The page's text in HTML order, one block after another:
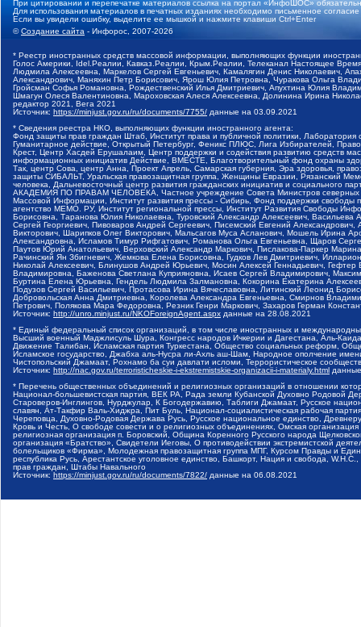
При цитировании и перепечатке материалов ссылка на портал «ИнфоШОС»
Для использования материалов в печатных изданиях необходимо письменное
Если вы увидели ошибку, выделите ее мышкой и нажмите клавиши Ctrl+Enter
©Создание сайта - Инфорос, 2007-2026
* Реестр иностранных средств массовой информации, выполняющих функции
Голос Америки, Idel.Реалии, Кавказ.Реалии, Крым.Реалии, Телеканал Настоящее
Людмила Алексеевна, Маркелов Сергей Евгеньевич, Камалягин Денис Николаевич,
Александрович, Маняхин Петр Борисович, Ярош Юлия Петровна, Чуракова Ольга
Гройсман Софья Романовна, Рождественский Илья Дмитриевич, Апухтина Юлия
Шмагун Олеся Валентиновна, Мароховская Алеся Алексеевна, Долинина Ирина
редактор 2021, Вега 2021
Источник: https://minjust.gov.ru/ru/documents/7755/ данные на 03.09.2021
* Сведения реестра НКО, выполняющих функции иностранного агента:
Фонд защиты прав граждан Штаб, Институт права и публичной политики,
Гуманитарное действие, Открытый Петербург, Феникс ПЛЮС, Лига Избирателей,
Крест, Центр Хасдей Ерушалаим, Центр поддержки и содействия развитию средств
информационных инициатив Действие, ВМЕСТЕ, Благотворительный фонд охраны
Так, центр Сова, центр Анна, Проект Апрель, Самарская губерния, Эра здоровья,
защиты СИБАЛЬТ, Уральская правозащитная группа, Женщины Евразии, Рязанский
человека, Дальневосточный центр развития гражданских инициатив и социального
АКАДЕМИЯ ПО ПРАВАМ ЧЕЛОВЕКА, Частное учреждение Совета Министров северных
Массовой Информации, Институт развития прессы - Сибирь, Фонд поддержки
агентство МЕМО. РУ, Институт региональной прессы, Институт Развития Свободы
Борисовна, Таранова Юлия Николаевна, Туровский Александр Алексеевич,
Сергей Георгиевич, Пивоваров Андрей Сергеевич, Писемский Евгений
Викторович, Шарипков Олег Викторович, Мальсагов Муса Асланович, Мошель Ирина
Александровна, Исламов Тимур Рифгатович, Романова Ольга Евгеньевна, Щаров
Паутов Юрий Анатольевич, Верховский Александр Маркович, Пислакова-Паркер
Рачинский Ян Збигневич, Жемкова Елена Борисовна, Гудков Лев Дмитриевич,
Николай Алексеевич, Блинушов Андрей Юрьевич, Мосин Алексей Геннадьевич,
Владимировна, Баженова Светлана Куприяновна, Исаев Сергей Владимирович,
Буртина Елена Юрьевна, Гендель Людмила Залмановна, Кокорина Екатерина
Подузов Сергей Васильевич, Протасова Ирина Вячеславовна, Литинский Леонид
Добровольская Анна Дмитриевна, Королева Александра Евгеньевна, Смирнов
Петрович, Полякова Мара Федоровна, Резник Генри Маркович, Захаров Герман
Источник: http://unro.minjust.ru/NKOForeignAgent.aspx данные на 28.08.2021
* Единый федеральный список организаций, в том числе иностранных и
Высший военный Маджлисуль Шура, Конгресс народов Ичкерии и Дагестана, Аль-
Движение Талибан, Исламская партия Туркестана, Общество социальных реформ,
Исламское государство, Джабха аль-Нусра ли-Ахль аш-Шам, Народное ополчение
Чистопольский Джамаат, Рохнамо ба суи давлати исломи, Террористическое
Источник: http://nac.gov.ru/terroristicheskie-i-ekstremistskie-organizacii-i-materialy.html
* Перечень общественных объединений и религиозных организаций в отношении
Национал-большевистская партия, ВЕК РА, Рада земли Кубанской Духовно Родовой
Староверов-Инглингов, Нурджулар, К Богодержавию, Таблиги Джамаат, Русское
славян, Ат-Такфир Валь-Хиджра, Пит Буль, Национал-социалистическая рабочая
Череповца, Духовно-Родовая Держава Русь, Русское национальное единство,
Кровь и Честь, О свободе совести и о религиозных объединениях, Омская
религиозная организация п. Боровский, Община Коренного Русского народа
организация «Братство», Свидетели Иеговы, О противодействии экстремистской
болельщиков «Фирма», Молодежная правозащитная группа МПГ, Курсом Правды и
республика Русь, Арестантское уголовное единство, Башкорт, Нация и свобода,
прав граждан, Штабы Навального
Источник: https://minjust.gov.ru/ru/documents/7822/ данные на 06.08.2021